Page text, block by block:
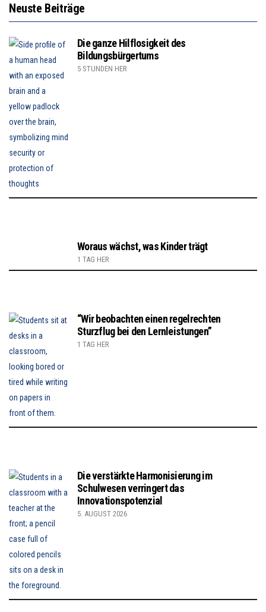
Neuste Beiträge
Die ganze Hilflosigkeit des
Bildungsbürgertums
5 STUNDEN HER
Woraus wächst, was Kinder trägt
1 TAG HER
“Wir beobachten einen regelrechten
Sturzflug bei den Lernleistungen”
1 TAG HER
Die verstärkte Harmonisierung im
Schulwesen verringert das
Innovationspotenzial
5. AUGUST 2026